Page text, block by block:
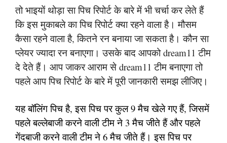
तो भाइयों थोड़ा सा पिच रिपोर्ट के बारे में भी चर्चा कर लेते हैं
कि इस मुकाबले का पिच रिपोर्ट क्या रहने वाला है। मौसम
कैसा रहने वाला है, कितने रन बनाया जा सकता है। कौन सा
प्लेयर ज्यादा रन बनाएगा। उसके बाद आपको dream11 टीम
दे देते हैं। आप जाकर आराम से dream11 टीम बनाएगा तो
पहले आप पिच रिपोर्ट के बारे में पूरी जानकारी समझ लीजिए।
यह बॉलिंग पिच है, इस पिच पर कुल 9 मैच खेले गए हैं, जिसमें
पहले बल्लेबाजी करने वाली टीम ने 3 मैच जीते हैं और पहले
गेंदबाजी करने वाली टीम ने 6 मैच जीते हैं। इस पिच पर